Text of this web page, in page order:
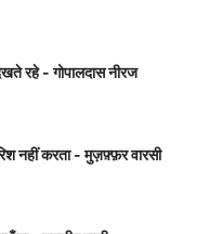
रहे - गोपालदास नीरज
नहीं करता - मुज़फ़्फ़र वारसी